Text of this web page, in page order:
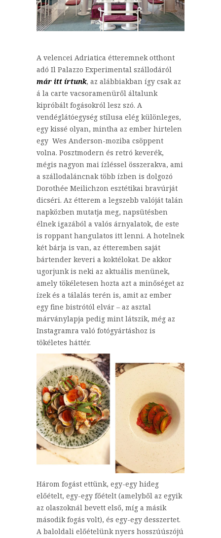
A velencei Adriatica étteremnek otthont
adó Il Palazzo Experimental szállodáról
már itt írtunk, az alábbiakban így csak az
á la carte vacsoramenüről általunk
kipróbált fogásokról lesz szó. A
vendéglátóegység stílusa elég különleges,
egy kissé olyan, mintha az ember hirtelen
egy Wes Anderson-moziba csöppent
volna. Posztmodern és retró keverék,
mégis nagyon mai ízléssel összerakva, ami
a szállodaláncnak több ízben is dolgozó
Dorothée Meilichzon esztétikai bravúrját
dicséri. Az étterem a legszebb valóját talán
napközben mutatja meg, napsütésben
élnek igazából a valós árnyalatok, de este
is roppant hangulatos itt lenni. A hotelnek
két bárja is van, az étteremben saját
bártender keveri a koktélokat. De akkor
ugorjunk is neki az aktuális menünek,
amely tökéletesen hozta azt a minőséget az
ízek és a tálalás terén is, amit az ember
egy fine bistrótól elvár – az asztal
márványlapja pedig mint látszik, még az
Instagramra való fotógyártáshoz is
tökéletes háttér.
Három fogást ettünk, egy-egy hideg
előételt, egy-egy főételt (amelyből az egyik
az olaszoknál bevett első, míg a másik
második fogás volt), és egy-egy desszertet.
A baloldali előételünk nyers hosszúúszójú